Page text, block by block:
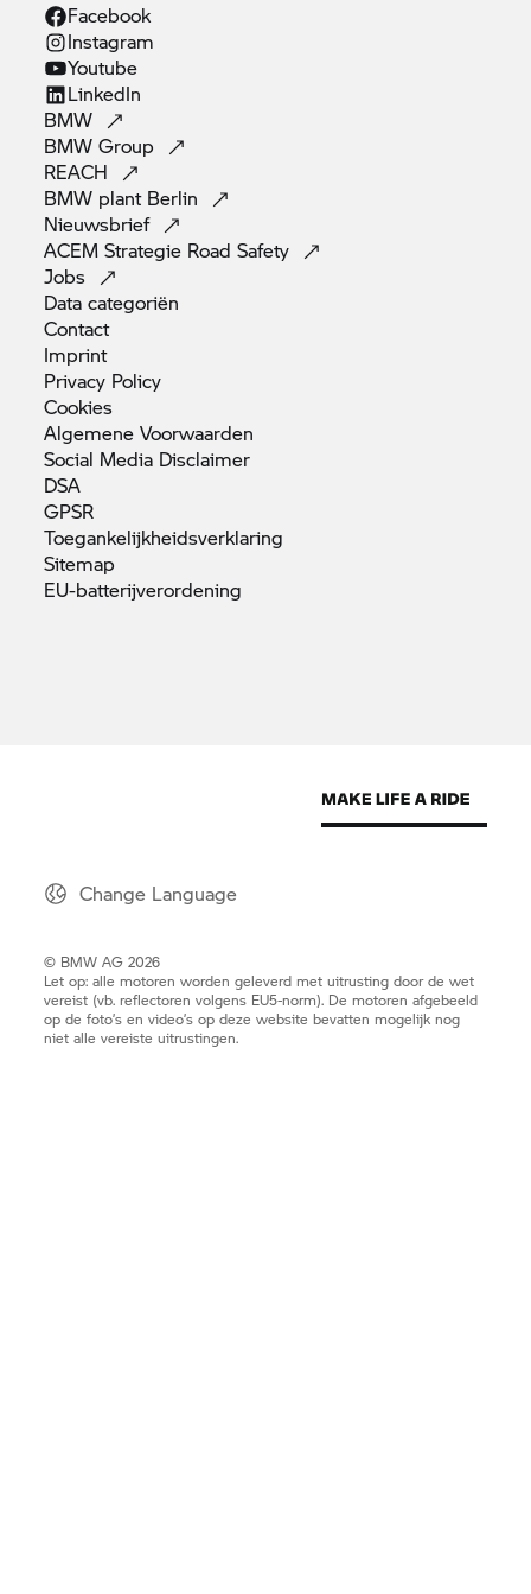
Facebook
Instagram
Youtube
LinkedIn
BMW
BMWGroup
REACH
BMW plant Berlin
Nieuwsbrief
ACEM Strategie RoadSafety
Jobs
Datacategoriën
Contact
Imprint
Privacy Policy
Cookies
AlgemeneVoorwaarden
Social Media Disclaimer
DSA
GPSR
Toegankelijkheidsverklaring
Sitemap
EU-batterijverordening
Change Language
© BMW AG 2026
Let op: alle motoren worden geleverd met uitrusting door de wet
vereist (vb. reflectoren volgens EU5-norm). De motoren afgebeeld
op de foto’s en video’s op deze website bevatten mogelijk nog
niet alle vereiste uitrustingen.